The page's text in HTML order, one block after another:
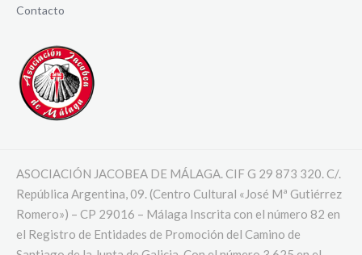
Contacto
ASOCIACIÓN JACOBEA DE MÁLAGA. CIF G 29 873 320. C/.
República Argentina, 09. (Centro Cultural «José Mª Gutiérrez
Romero») – CP 29016 – Málaga Inscrita con el número 82 en
el Registro de Entidades de Promoción del Camino de